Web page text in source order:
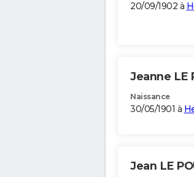
20/09/1902 à
Jeanne LE
Naissance
30/05/1901 à
Jean LE